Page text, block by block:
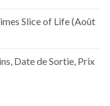
Slice of Life (Août
Date de Sortie, Prix